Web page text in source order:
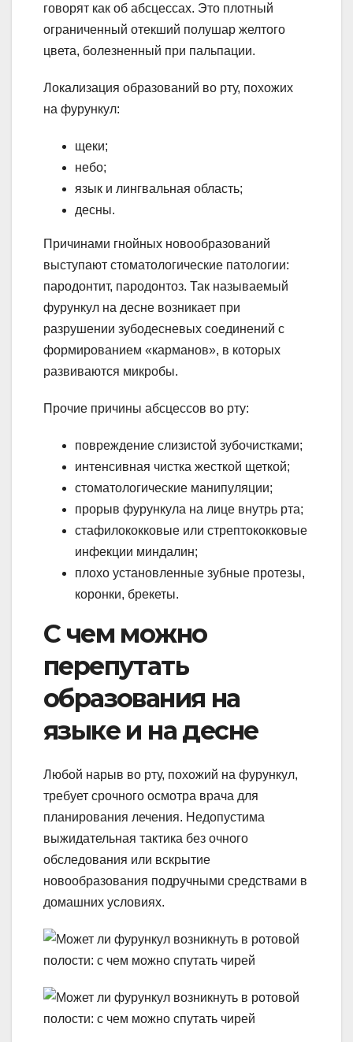
говорят как об абсцессах. Это плотный
ограниченный отекший полушар желтого
цвета, болезненный при пальпации.
Локализация образований во рту, похожих
на фурункул:
щеки;
небо;
язык и лингвальная область;
десны.
Причинами гнойных новообразований
выступают стоматологические патологии:
пародонтит, пародонтоз. Так называемый
фурункул на десне возникает при
разрушении зубодесневых соединений с
формированием «карманов», в которых
развиваются микробы.
Прочие причины абсцессов во рту:
повреждение слизистой зубочистками;
интенсивная чистка жесткой щеткой;
стоматологические манипуляции;
прорыв фурункула на лице внутрь рта;
стафилококковые или стрептококковые
инфекции миндалин;
плохо установленные зубные протезы,
коронки, брекеты.
С чем можно
перепутать
образования на
языке и на десне
Любой нарыв во рту, похожий на фурункул,
требует срочного осмотра врача для
планирования лечения. Недопустима
выжидательная тактика без очного
обследования или вскрытие
новообразования подручными средствами в
домашних условиях.